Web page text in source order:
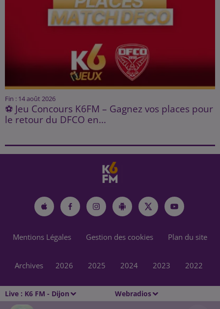
Live : K6 FM - Dijon Webradios
Fin : 14 août 2026
⚽ Jeu Concours K6FM – Gagnez vos places pour
le retour du DFCO en...
Mentions Légales Gestion des cookies Plan du site
Archives 2026 2025 2024 2023 2022